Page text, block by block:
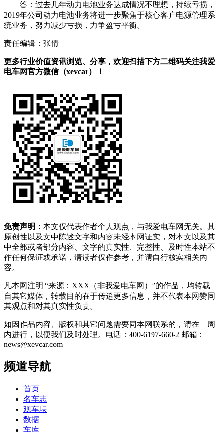
答：过去几年动力电池业务达成情况不理想，持续亏损，
2019年公司动力电池业务将进一步聚焦于核心客户电源管理系
统业务，努力减少亏损，力争盈亏平衡。
责任编辑：张倩
更多行业价值资讯浏览、分享，欢迎扫描下方二维码关注我爱
电车网官方微信（xevcar）！
免责声明： 本文仅代表作者个人观点，与我爱电车网无关。其
原创性以及文中陈述文字和内容未经本网证实，对本文以及其
中全部或者部分内容、文字的真实性、完整性、及时性本站不
作任何保证或承诺，请读者仅作参考，并请自行核实相关内
容。
凡本网注明 “来源：XXX（非我爱电车网）”的作品，均转载
自其它媒体，转载目的在于传递更多信息，并不代表本网赞同
其观点和对其真实性负责。
如因作品内容、版权和其它问题需要同本网联系的，请在一周
内进行，以便我们及时处理。电话：400-6197-660-2 邮箱：
news@xevcar.com
频道导航
首页
名车志
观车坛
数据
车库